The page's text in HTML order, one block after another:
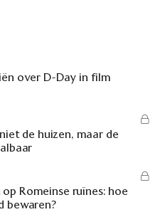
over D-Day in film
de huizen, maar de
Romeinse ruïnes: hoe
bewaren?